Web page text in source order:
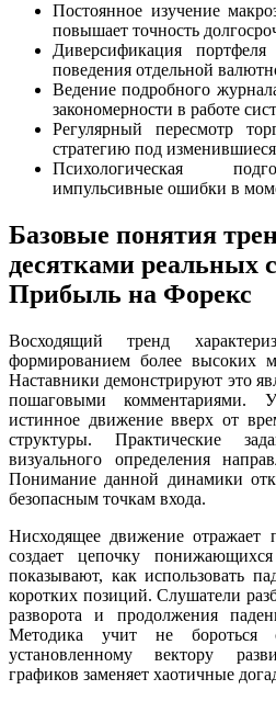
Постоянное изучение
повышает точность
Диверсификация
поведения отдельной
Ведение подробного
закономерности в работе
Регулярный пересмотр
стратегию под
Психологическая
импульсивные ошибки в
Базовые понятия
десятками реальных
Прибыль на Форекс
Восходящий тренд
формированием более высоких
Наставники демонстрируют это
пошаговыми комментариями.
истинное движение вверх от
структуры. Практические
визуального определения
Понимание данной динамики
безопасным точкам входа.
Нисходящее движение отражает
создает цепочку
показывают, как использовать
коротких позиций. Слушатели
разворота и продолжения
Методика учит не бороться
установленному вектору
графиков заменяет хаотичные